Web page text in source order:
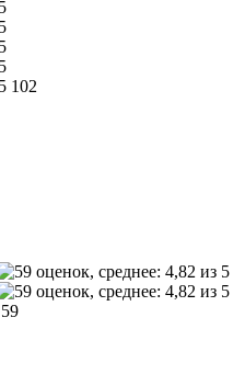
102
59